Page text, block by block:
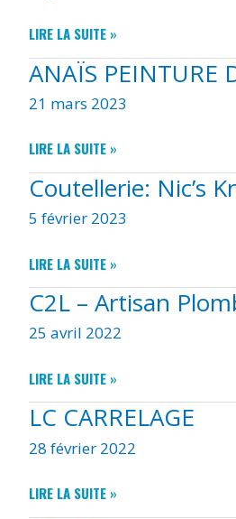
OLIVIER
LIRE LA SUITE »
ANAÏS PEINTURE
21 mars 2023
ANAÏS
DECORATION
LIRE LA SUITE »
Coutellerie: Nic’s
5 février 2023
COUTELLERIE:
NIC’S
KNIVES
LIRE LA SUITE »
C2L – Artisan
25 avril 2022
C2L
–
ARTISAN
LIRE LA SUITE »
LC CARRELAGE
28 février 2022
LC
LIRE LA SUITE »